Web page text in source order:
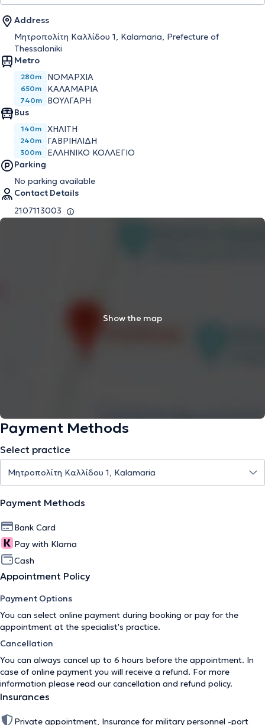
Address
Μητροπολίτη Καλλίδου 1, Kalamaria, Prefecture of
Thessaloniki
Metro
280m ΝΟΜΑΡΧΊΑ
650m ΚΑΛΑΜΑΡΙΆ
740m
ΒΟΎΛΓΑΡΗ
Bus
140m ΧΗΛΙΤΗ
240m ΓΑΒΡΙΗΛΙΔΗ
300m
ΕΛΛΗΝΙΚΟ ΚΟΛΛΕΓΙΟ
Parking
No parking available
Contact Details
2107113003
Show the map
Payment Methods
Select practice
Payment Methods
Bank Card
Pay with Klarna
Cash
Appointment Policy
Payment Options
You can select online payment during booking or pay for the
appointment at the specialist's practice.
Cancellation
You can always cancel up to 6 hours before the appointment. In
case of online payment you will receive a refund. For more
information please read our cancellation and refund policy.
Insurances
Private appointment, Insurance for military personnel -port